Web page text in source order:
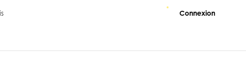
Connexion